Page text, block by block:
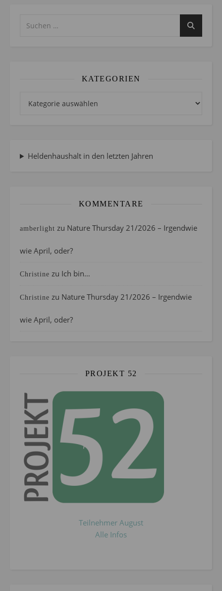
KATEGORIEN
Heldenhaushalt in den letzten Jahren
KOMMENTARE
amberlight zu Nature Thursday 21/2026 – Irgendwie
wie April, oder?
Christine zu Ich bin…
Christine zu Nature Thursday 21/2026 – Irgendwie
wie April, oder?
PROJEKT 52
Teilnehmer August
Alle Infos